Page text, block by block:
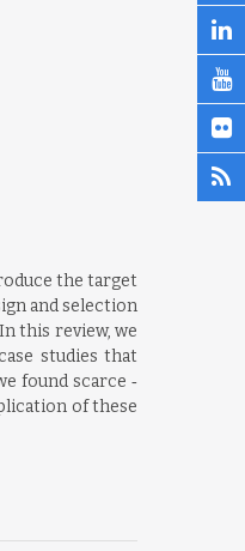
the target
and selection
this review, we
studies that
found scarce ‐
of these